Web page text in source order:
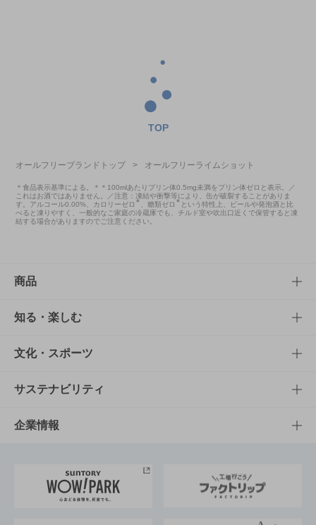
TOP
オールフリーブランドトップ > オールフリーライムショット
＊食品表示基準による。＊＊100mlあたりプリン体0.5mg未満をプリン体ゼロと表示。／
これはお酒ではありません。／注意：凍結や衝撃等により、缶が破裂することがありま
す。アルコール0.00%、カロリーゼロ ∗、糖類ゼロ ∗ という特性上、ビールや発泡酒と比
べると凍りやすく、一般的なご家庭の冷蔵庫でも、チルド室や吹出口近くで保管すると凍
結する場合がありますのでご注意ください。
商品
商品TOP
商品一覧
商品発売情報
栄養成分一覧
知る・楽しむ
知る・楽しむTOP
キャンペーン
工場見学
地域情報
文化・スポーツ
文化・スポーツTOP
サントリーホール
サントリーサンバーズ大阪
サステナビリティ
サステナビリティTOP
サントリーが考えるサステナビリティ経営
企業情報
企業概要